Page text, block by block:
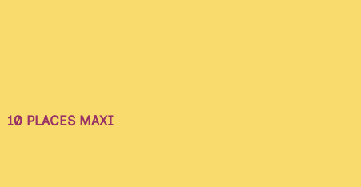
10 PLACES MAXI